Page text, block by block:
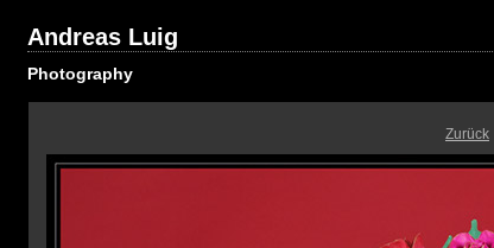
Andreas Luig
Photography
Zurück